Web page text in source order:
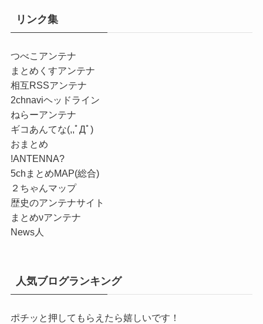
リンク集
つべこアンテナ
まとめくすアンテナ
相互RSSアンテナ
2chnaviヘッドライン
ねらーアンテナ
ギコあんてな(,,ﾟДﾟ)
おまとめ
!ANTENNA?
5chまとめMAP(総合)
２ちゃんマップ
歴史のアンテナサイト
まとめνアンテナ
News人
人気ブログランキング
ポチッと押してもらえたら嬉しいです！